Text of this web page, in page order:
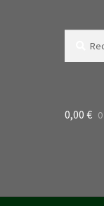
0,00 €